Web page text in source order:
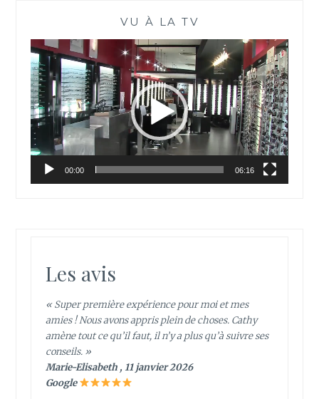
VU À LA TV
Lecteur
vidéo
00:00 06:16
Les avis
« Super première expérience pour moi et mes
amies ! Nous avons appris plein de choses. Cathy
amène tout ce qu’il faut, il n’y a plus qu’à suivre ses
conseils. »
Marie-Elisabeth , 11 janvier 2026
Google